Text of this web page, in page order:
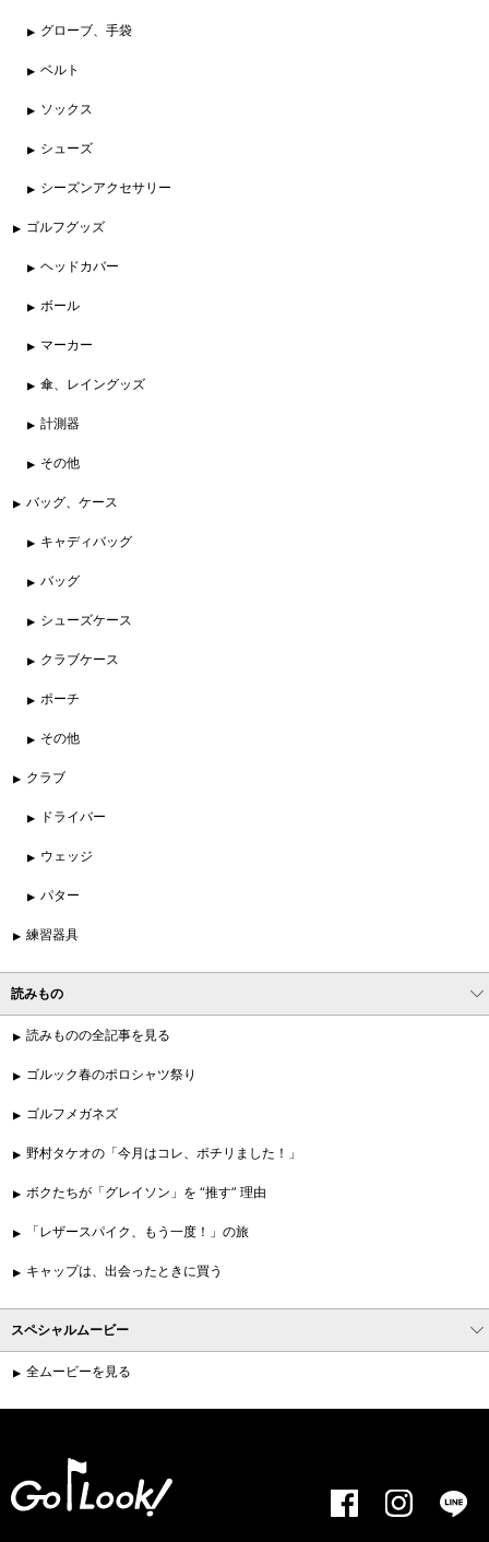
グローブ、手袋
ベルト
ソックス
シューズ
シーズンアクセサリー
ゴルフグッズ
ヘッドカバー
ボール
マーカー
傘、レイングッズ
計測器
その他
バッグ、ケース
キャディバッグ
バッグ
シューズケース
クラブケース
ポーチ
その他
クラブ
ドライバー
ウェッジ
パター
練習器具
読みもの
読みものの全記事を見る
ゴルック春のポロシャツ祭り
ゴルフメガネズ
野村タケオの「今月はコレ、ポチリました！」
ボクたちが「グレイソン」を “推す” 理由
「レザースパイク、もう一度！」の旅
キャップは、出会ったときに買う
スペシャルムービー
全ムービーを見る